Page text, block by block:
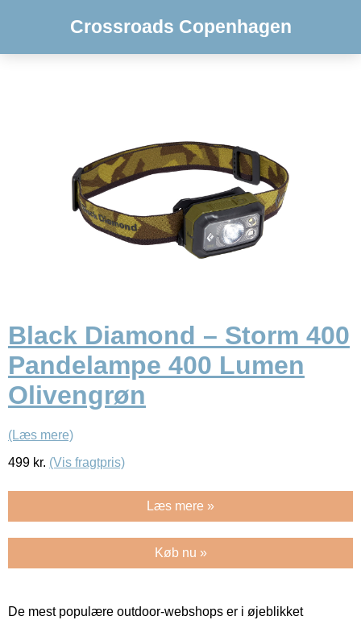
Crossroads Copenhagen
Black Diamond – Storm 400
Pandelampe 400 Lumen
Olivengrøn
(Læs mere)
499 kr. (Vis fragtpris)
Læs mere »
Køb nu »
De mest populære outdoor-webshops er i øjeblikket